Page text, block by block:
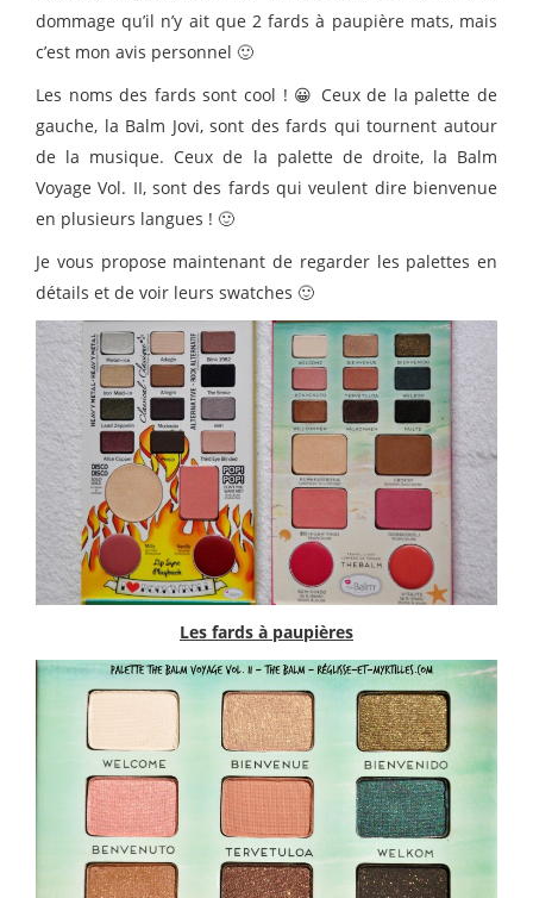
dommage qu’il n’y ait que 2 fards à paupière mats, mais
c’est mon avis personnel 🙂
Les noms des fards sont cool ! 😀 Ceux de la palette de
gauche, la Balm Jovi, sont des fards qui tournent autour
de la musique. Ceux de la palette de droite, la Balm
Voyage Vol. II, sont des fards qui veulent dire bienvenue
en plusieurs langues ! 🙂
Je vous propose maintenant de regarder les palettes en
détails et de voir leurs swatches 🙂
Les fards à paupières